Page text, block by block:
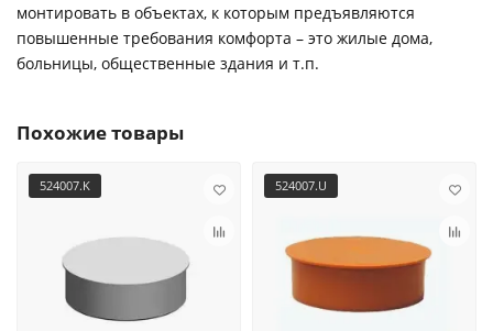
монтировать в объектах, к которым предъявляются
повышенные требования комфорта – это жилые дома,
больницы, общественные здания и т.п.
Похожие товары
524007.K 524007.U